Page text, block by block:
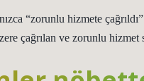
“zorunlu hizmete
çağrılan ve zorunlu